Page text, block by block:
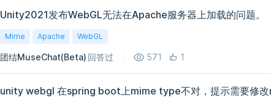
Unity2021发布WebGL无法在Apache服务器上加载的问题。
Mime Apache WebGL
团结MuseChat(Beta) 回答过 571 1